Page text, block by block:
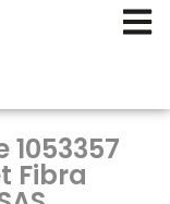
1053357
Fibra